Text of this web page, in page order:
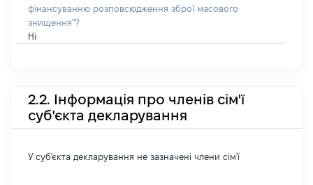
фінансуванню розповсюдження зброї масового
знищення"?
Ні
2.2. Інформація про членів сім'ї
суб'єкта декларування
У суб'єкта декларування не зазначені члени сім'ї